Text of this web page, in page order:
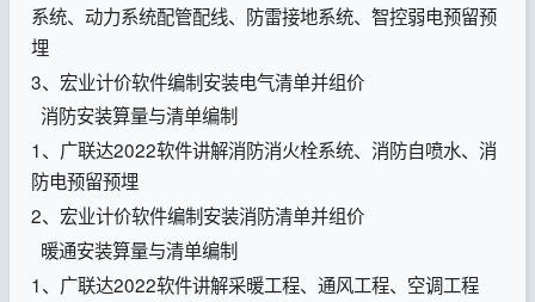
系统、动力系统配管配线、防雷接地系统、智控弱电预留预
埋
3、宏业计价软件编制安装电气清单并组价
消防安装算量与清单编制
1、广联达2022软件讲解消防消火栓系统、消防自喷水、消
防电预留预埋
2、宏业计价软件编制安装消防清单并组价
暖通安装算量与清单编制
1、广联达2022软件讲解采暖工程、通风工程、空调工程